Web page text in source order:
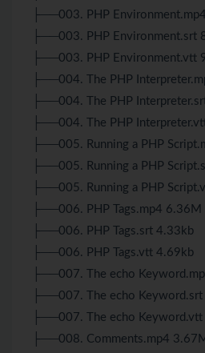
├──003. PHP
├──003. PHP Environment.srt
├──003. PHP Environment.vtt
├──004. The PHP
├──004. The PHP
├──004. The PHP
├──005. Running a PHP
├──005. Running a PHP
├──005. Running a PHP
├──006. PHP Tags.mp4 6.36M
├──006. PHP Tags.srt 4.33kb
├──006. PHP Tags.vtt 4.69kb
├──007. The echo
├──007. The echo
├──007. The echo
├──008. Comments.mp4